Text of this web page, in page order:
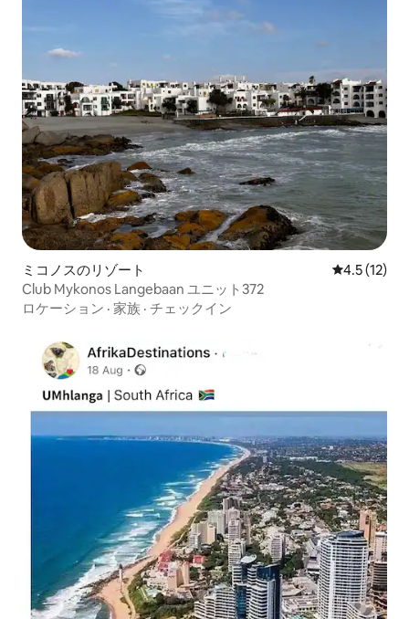
ミコノスのリゾート レビュー12
4.5 (12)
Club Mykonos Langebaan ユニット372
ロケーション · 家族 · チェックイン